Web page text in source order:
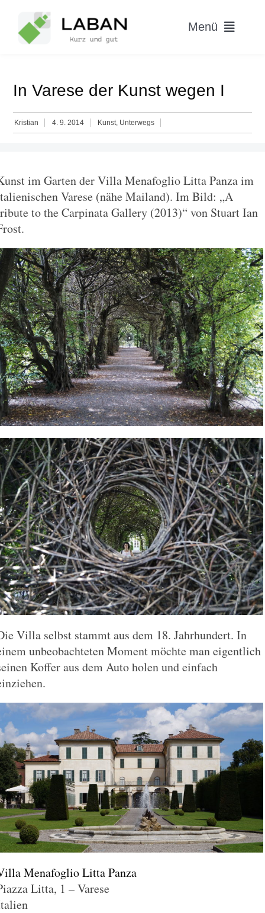
content
Menü
Blog
In Varese der Kunst wegen I
Kristian 4. 9. 2014 Kunst, Unterwegs
im Garten der Villa Menafoglio Litta Panza im
Varese (nähe Mailand). Im Bild: „A
to the Carpinata Gallery (2013)“ von Stuart Ian
Villa selbst stammt aus dem 18. Jahrhundert. In
unbeobachteten Moment möchte man eigentlich
Koffer aus dem Auto holen und einfach
Menafoglio Litta Panza
Litta, 1 – Varese